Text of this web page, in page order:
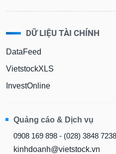
DỮ LIỆU TÀI CHÍNH
DataFeed
VietstockXLS
InvestOnline
Quảng cáo & Dịch vụ
0908 169 898 - (028) 3848 7238
kinhdoanh@vietstock.vn